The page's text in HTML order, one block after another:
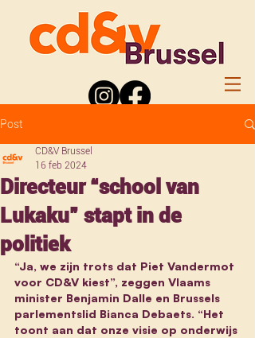
Post
Directeur “school van
Lukaku” stapt in de
politiek
CD&V Brussel
16 feb 2024
“Ja, we zijn trots dat Piet Vandermot
voor CD&V kiest”, zeggen Vlaams
minister Benjamin Dalle en Brussels
parlementslid Bianca Debaets. “Het
toont aan dat onze visie op onderwijs